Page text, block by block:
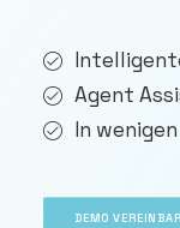
Agent
In
DEMO